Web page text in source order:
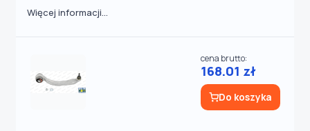
Więcej informacji...
cena brutto:
168.01 zł
Do koszyka